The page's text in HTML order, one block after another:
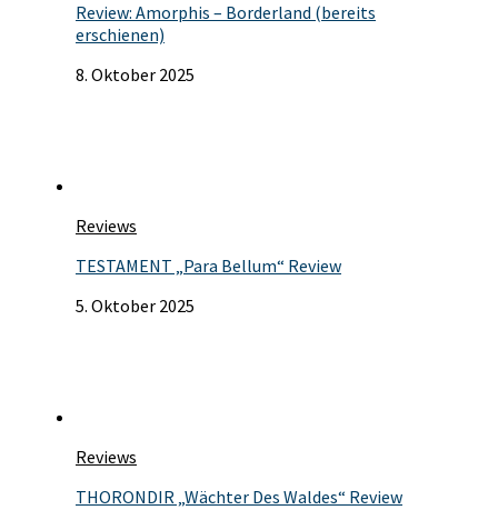
Review: Amorphis – Borderland (bereits
erschienen)
8. Oktober 2025
Reviews
TESTAMENT „Para Bellum“ Review
5. Oktober 2025
Reviews
THORONDIR „Wächter Des Waldes“ Review